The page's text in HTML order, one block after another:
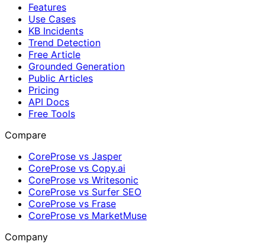
Features
Use Cases
KB Incidents
Trend Detection
Free Article
Grounded Generation
Public Articles
Pricing
API Docs
Free Tools
Compare
CoreProse vs Jasper
CoreProse vs Copy.ai
CoreProse vs Writesonic
CoreProse vs Surfer SEO
CoreProse vs Frase
CoreProse vs MarketMuse
Company